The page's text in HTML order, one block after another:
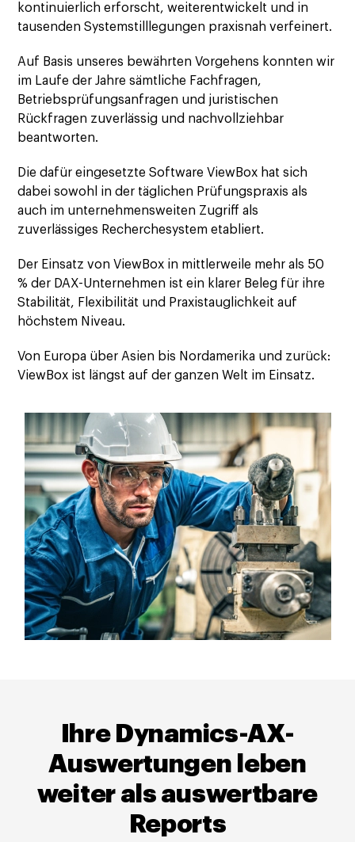
kontinuierlich erforscht, weiterentwickelt und in
tausenden Systemstilllegungen praxisnah verfeinert.
Auf Basis unseres bewährten Vorgehens konnten wir
im Laufe der Jahre sämtliche Fachfragen,
Betriebsprüfungsanfragen und juristischen
Rückfragen zuverlässig und nachvollziehbar
beantworten.
Die dafür eingesetzte Software ViewBox hat sich
dabei sowohl in der täglichen Prüfungspraxis als
auch im unternehmensweiten Zugriff als
zuverlässiges Recherchesystem etabliert.
Der Einsatz von ViewBox in mittlerweile mehr als 50
% der DAX-Unternehmen ist ein klarer Beleg für ihre
Stabilität, Flexibilität und Praxistauglichkeit auf
höchstem Niveau.
Von Europa über Asien bis Nordamerika und zurück:
ViewBox ist längst auf der ganzen Welt im Einsatz.
Ihre Dynamics-AX-
Auswertungen leben
weiter als auswertbare
Reports